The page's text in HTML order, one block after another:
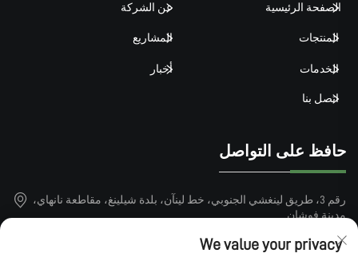
الصفحة الرئيسية عن الشركة
المنتجات المشاريع
الخدمات أخبار
اتصل بنا
حافظ على التواصل
رقم 3، طريق لينغشي الجنوبي، خط لينآن، بلدة شيلينغ، مقاطعة نانهاي،
مدينة فوشان
+86-15913101899
We value your privacy